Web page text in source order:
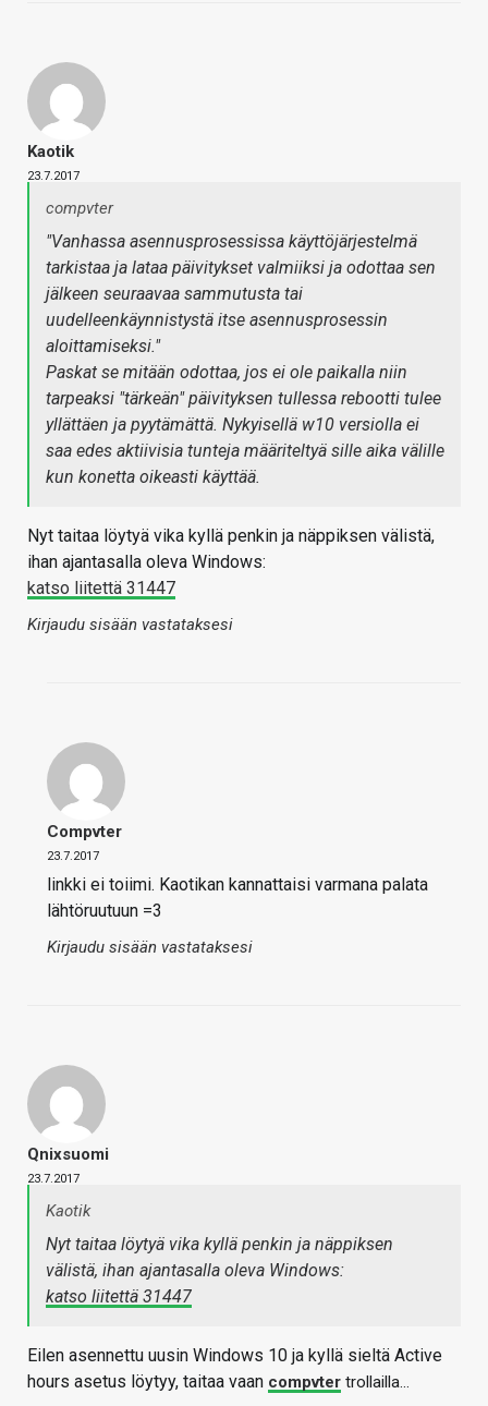
Kaotik
23.7.2017
compvter
"Vanhassa asennusprosessissa käyttöjärjestelmä
tarkistaa ja lataa päivitykset valmiiksi ja odottaa sen
jälkeen seuraavaa sammutusta tai
uudelleenkäynnistystä itse asennusprosessin
aloittamiseksi."
Paskat se mitään odottaa, jos ei ole paikalla niin
tarpeaksi "tärkeän" päivityksen tullessa rebootti tulee
yllättäen ja pyytämättä. Nykyisellä w10 versiolla ei
saa edes aktiivisia tunteja määriteltyä sille aika välille
kun konetta oikeasti käyttää.
Nyt taitaa löytyä vika kyllä penkin ja näppiksen välistä,
ihan ajantasalla oleva Windows:
katso liitettä 31447
Kirjaudu sisään vastataksesi
Compvter
23.7.2017
linkki ei toiimi. Kaotikan kannattaisi varmana palata
lähtöruutuun =3
Kirjaudu sisään vastataksesi
Qnixsuomi
23.7.2017
Kaotik
Nyt taitaa löytyä vika kyllä penkin ja näppiksen
välistä, ihan ajantasalla oleva Windows:
katso liitettä 31447
Eilen asennettu uusin Windows 10 ja kyllä sieltä Active
hours asetus löytyy, taitaa vaan compvter trollailla…